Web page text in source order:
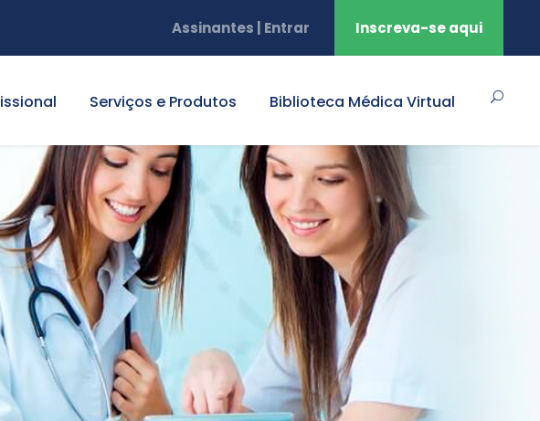
Assinantes | Entrar Inscreva-se aqui
Serviços e Produtos Biblioteca Médica Virtual